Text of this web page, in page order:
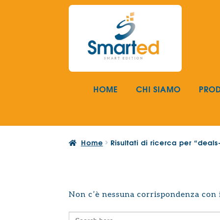
Vai
navigazione
Vai
HOME CHI SIAMO
Home Risultati di ricerca per
Non c’è nessuna corrispondenza
Search